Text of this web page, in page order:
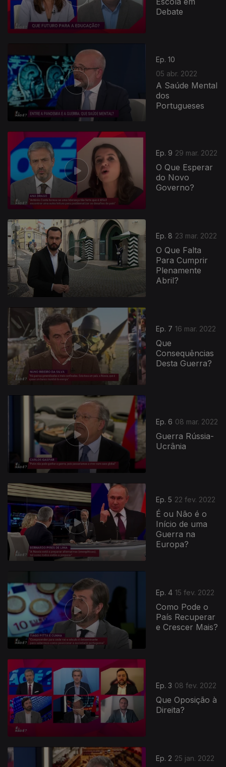
Debate
Ep. 10
05 abr. 2022
A Saúde Mental
dos
Portugueses
Ep. 9 29 mar. 2022
O Que Esperar
do Novo
Governo?
Ep. 8 23 mar. 2022
O Que Falta
Para Cumprir
Plenamente
Abril?
Ep. 7 16 mar. 2022
Que
Consequências
Desta Guerra?
Ep. 6 08 mar. 2022
Guerra Rússia-
Ucrânia
Ep. 5 22 fev. 2022
É ou Não é o
Início de uma
Guerra na
Europa?
Ep. 4 15 fev. 2022
Como Pode o
País Recuperar
e Crescer Mais?
Ep. 3 08 fev. 2022
Que Oposição à
Direita?
Ep. 2 25 jan. 2022